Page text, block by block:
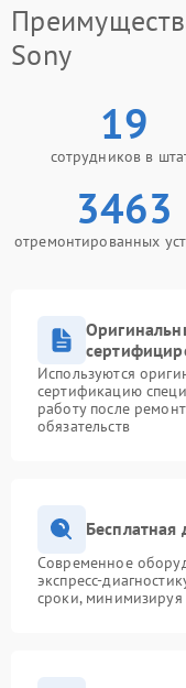
Sony
19
сотрудников в
3463
отремонтированных
Используются
сертификацию
работу после
обязательств
Современное
экспресс-
сроки, минимизируя